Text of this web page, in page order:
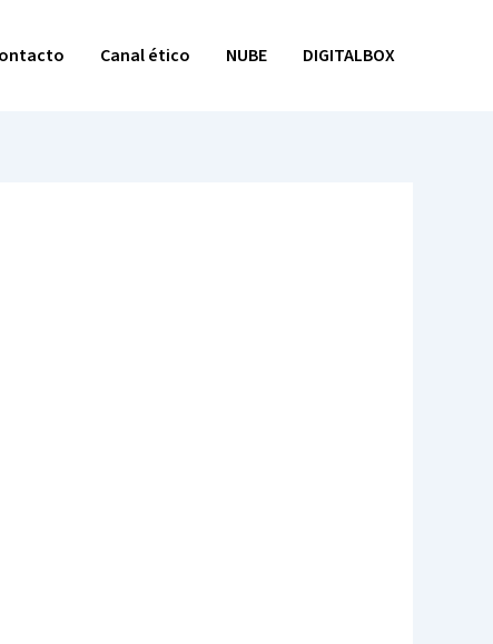
Canal ético NUBE DIGITALBOX